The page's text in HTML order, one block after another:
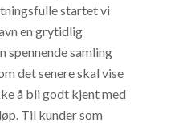
startet vi
en grytidlig
spennende samling
det senere skal vise
å bli godt kjent med
Til kunder som